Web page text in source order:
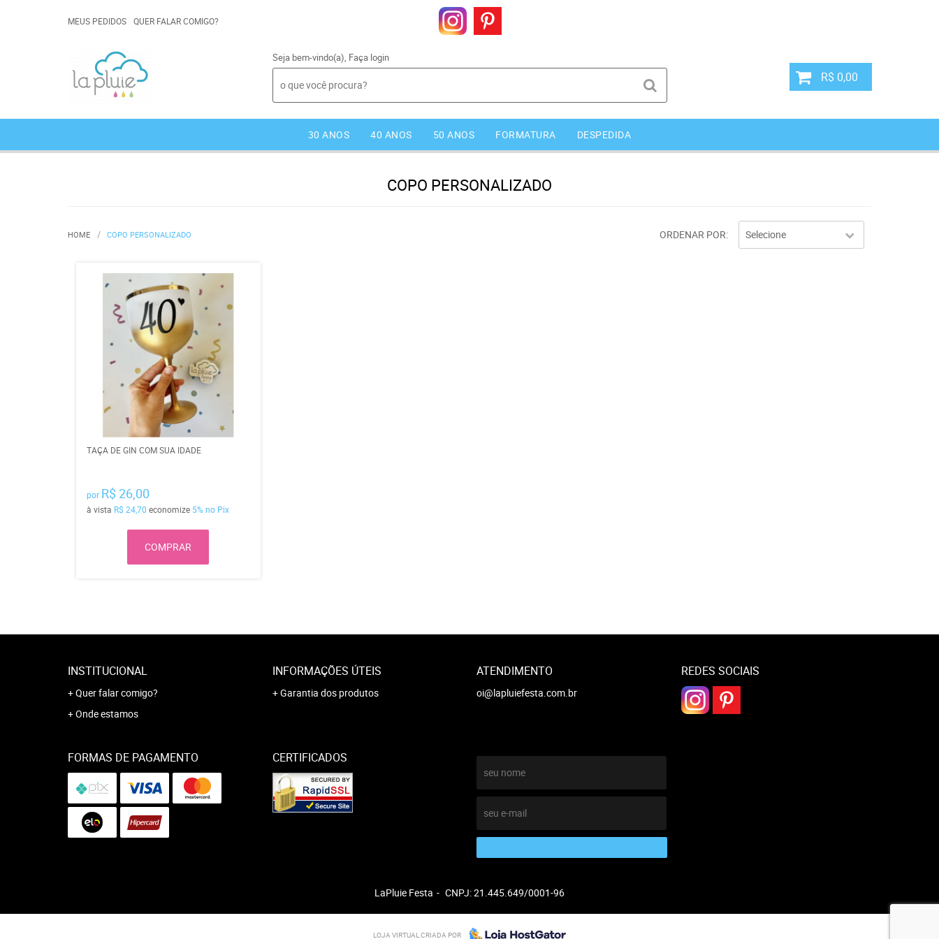
MEUS PEDIDOS QUER FALAR COMIGO?
Seja bem-vindo(a), Faça login
R$ 0,00
30 ANOS 40 ANOS 50 ANOS FORMATURA DESPEDIDA
COPO PERSONALIZADO
HOME COPO PERSONALIZADO ORDENAR POR Selecione
TAÇA DE GIN COM SUA IDADE
por R$ 26,00
à vista R$ 24,70 economize 5% no Pix
COMPRAR
INSTITUCIONAL
Quer falar comigo?
Onde estamos
INFORMAÇÕES ÚTEIS
Garantia dos produtos
ATENDIMENTO
oi@lapluiefesta.com.br
REDES SOCIAIS
FORMAS DE PAGAMENTO CERTIFICADOS
LaPluie Festa CNPJ: 21.445.649/0001-96
LOJA VIRTUAL CRIADA POR